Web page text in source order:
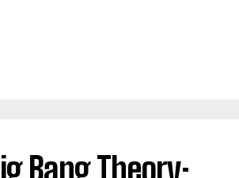
Bang Theory: